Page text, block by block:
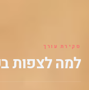
סקירת עורך
למה לצפות